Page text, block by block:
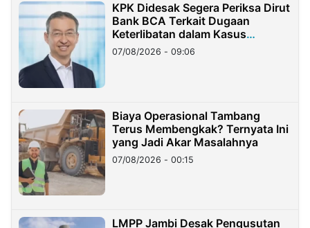
KPK Didesak Segera Periksa Dirut
Bank BCA Terkait Dugaan
Keterlibatan dalam Kasus
Hilangnya Dana Nasabah Rp2,58
Miliar
07/08/2026 - 09:06
Biaya Operasional Tambang
Terus Membengkak? Ternyata Ini
yang Jadi Akar Masalahnya
07/08/2026 - 00:15
LMPP Jambi Desak Pengusutan